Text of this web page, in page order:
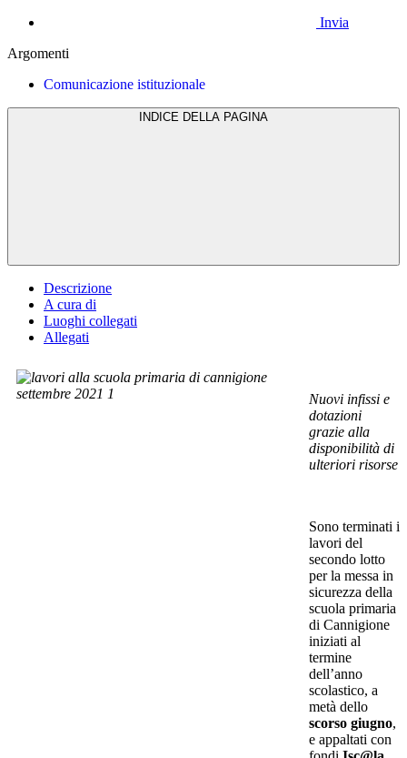
Invia
Argomenti
Comunicazione istituzionale
Descrizione
A cura di
Luoghi collegati
Allegati
Nuovi infissi e
dotazioni
grazie alla
disponibilità di
ulteriori risorse
Sono terminati i
lavori del
secondo lotto
per la messa in
sicurezza della
scuola primaria
di Cannigione
iniziati al
termine
dell’anno
scolastico, a
metà dello
scorso giugno,
e appaltati con